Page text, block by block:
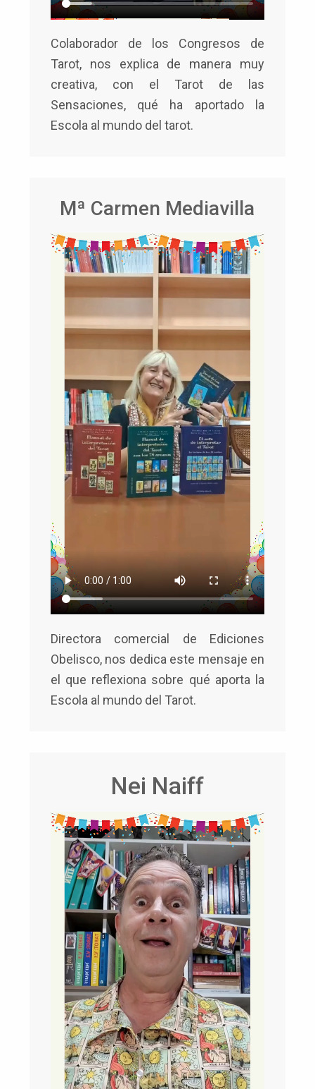
Colaborador de los Congresos de
Tarot, nos explica de manera muy
creativa, con el Tarot de las
Sensaciones, qué ha aportado la
Escola al mundo del tarot.
Mª Carmen Mediavilla
Directora comercial de Ediciones
Obelisco, nos dedica este mensaje en
el que reflexiona sobre qué aporta la
Escola al mundo del Tarot.
Nei Naiff